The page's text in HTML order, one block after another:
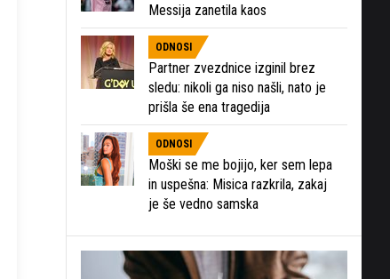
Messija zanetila kaos
ODNOSI
Partner zvezdnice izginil brez
sledu: nikoli ga niso našli, nato je
prišla še ena tragedija
ODNOSI
Moški se me bojijo, ker sem lepa
in uspešna: Misica razkrila, zakaj
je še vedno samska